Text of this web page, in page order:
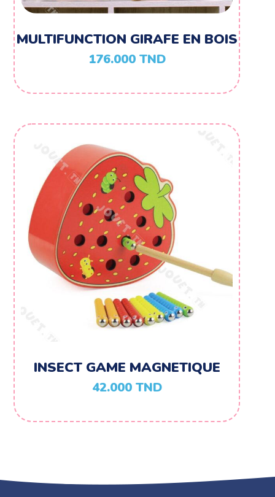
MULTIFUNCTION GIRAFE EN BOIS
176.000 TND
INSECT GAME MAGNETIQUE
42.000 TND